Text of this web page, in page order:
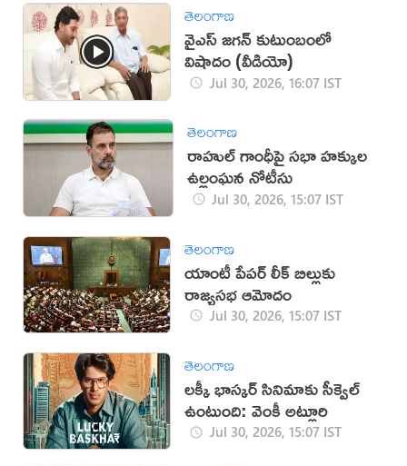
తెలంగాణ
వైఎస్ జగన్ కుటుంబంలో
విషాదం (వీడియో)
Jul 30, 2026, 16:07 IST
తెలంగాణ
రాహుల్ గాంధీపై సభా హక్కుల
ఉల్లంఘన నోటీసు
Jul 30, 2026, 15:07 IST
తెలంగాణ
యాంటీ పేపర్ లీక్ బిల్లుకు
రాజ్యసభ ఆమోదం
Jul 30, 2026, 15:07 IST
తెలంగాణ
లక్కీ భాస్కర్ సినిమాకు సీక్వెల్
ఉంటుంది: వెంకీ అట్లూరి
Jul 30, 2026, 15:07 IST